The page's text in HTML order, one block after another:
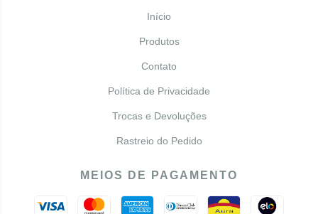
Início
Produtos
Contato
Política de Privacidade
Trocas e Devoluções
Rastreio do Pedido
MEIOS DE PAGAMENTO